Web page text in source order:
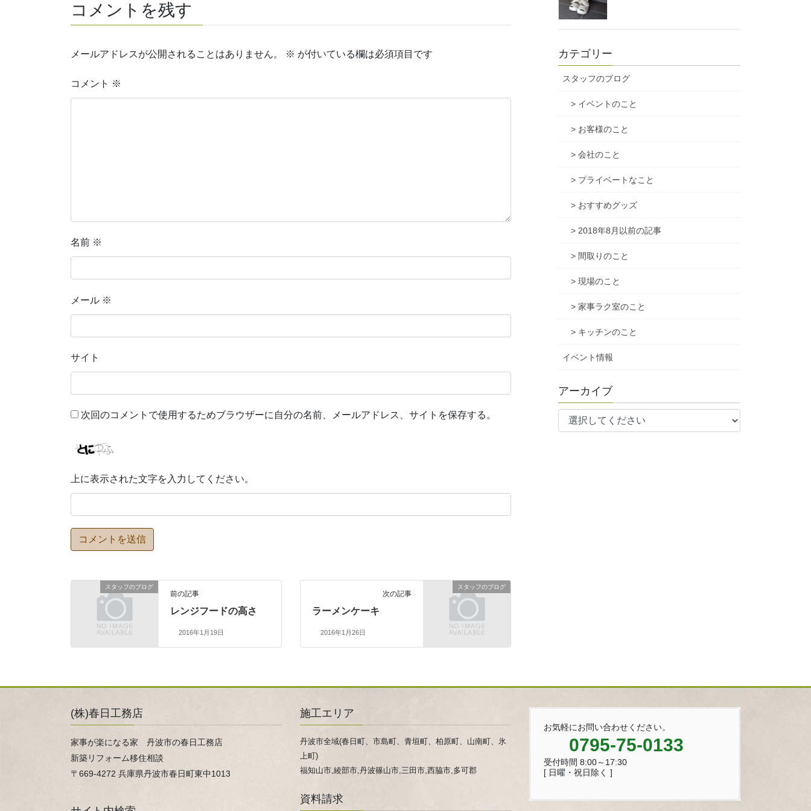
コメントを残す
メールアドレスが公開されることはありません。 ※ が付いている欄は必須項目です
コメント ※
名前 ※
メール ※
サイト
次回のコメントで使用するためブラウザーに自分の名前、メールアドレス、サイトを保存する。
上に表示された文字を入力してください。
スタッフのブログ
前の記事
レンジフードの高さ
2016年1月19日
スタッフのブログ
次の記事
ラーメンケーキ
2016年1月26日
カテゴリー
スタッフのブログ
> イベントのこと
> お客様のこと
> 会社のこと
> プライベートなこと
> おすすめグッズ
> 2018年8月以前の記事
> 間取りのこと
> 現場のこと
> 家事ラク室のこと
> キッチンのこと
イベント情報
アーカイブ
(株)春日工務店
家事が楽になる家 丹波市の春日工務店
新築リフォーム移住相談
〒669-4272 兵庫県丹波市春日町東中1013
施工エリア
丹波市全域(春日町、市島町、青垣町、柏原町、山南町、氷
上町)
福知山市,綾部市,丹波篠山市,三田市,西脇市,多可郡
資料請求
お気軽にお問い合わせください。
0795-75-0133
受付時間 8:00～17:30
[ 日曜・祝日除く ]